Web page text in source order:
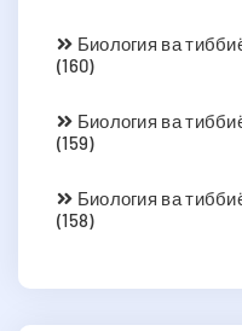
Биология ва
(160)
Биология ва
(159)
Биология ва
(158)